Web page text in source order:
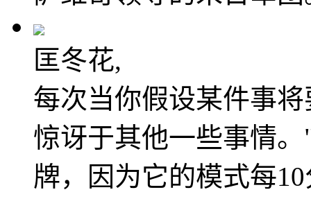
匡冬花,
每次当你假设某件事
惊讶于其他一些事情
牌，因为它的模式每